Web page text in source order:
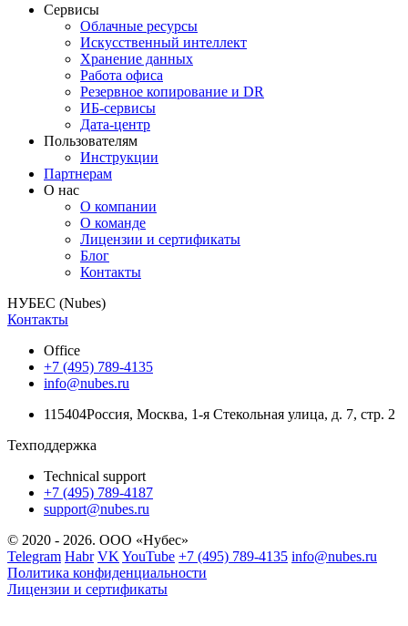
Сервисы
Облачные ресурсы
Искусственный интеллект
Хранение данных
Работа офиса
Резервное копирование и DR
ИБ-сервисы
Дата-центр
Пользователям
Инструкции
Партнерам
О нас
О компании
О команде
Лицензии и сертификаты
Блог
Контакты
НУБЕС (Nubes)
Контакты
Office
+7 (495) 789-4135
info@nubes.ru
115404Россия, Москва, 1-я Стекольная улица, д. 7, стр. 2
Техподдержка
Technical support
+7 (495) 789-4187
support@nubes.ru
© 2020 - 2026. ООО «Нубес»
Telegram Habr VK YouTube +7 (495) 789-4135 info@nubes.ru
Политика конфиденциальности
Лицензии и сертификаты